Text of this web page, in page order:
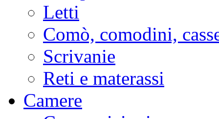
Letti
Comò, comodini,
Scrivanie
Reti e materassi
Camere